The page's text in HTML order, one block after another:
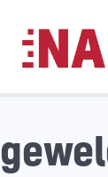
naar
inhoud